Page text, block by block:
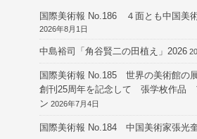
国際美術報 No.186 ４面とも中国美
2026年8月1日
中島裕司「角谷賢二の田植え」2026
国際美術報 No.185 世界の美術館の
創刊25周年を記念して 張学枚作品
ン 2026年7月4日
国際美術報 No.184 中国美術家張光